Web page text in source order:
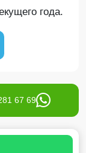
года.
67 69